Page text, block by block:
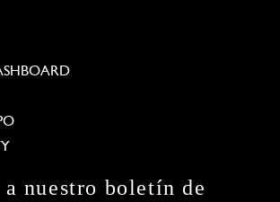
a nuestro boletín de